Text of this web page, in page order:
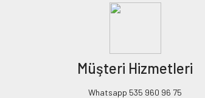
Müşteri Hizmetleri
Whatsapp 535 960 96 75